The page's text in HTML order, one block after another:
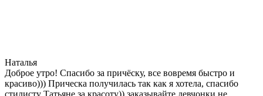
Наталья
Доброе утро! Спасибо за причёску, все вовремя быстро и
красиво))) Прическа получилась так как я хотела, спасибо
стилисту Татьяне за красоту)) заказывайте девчонки не